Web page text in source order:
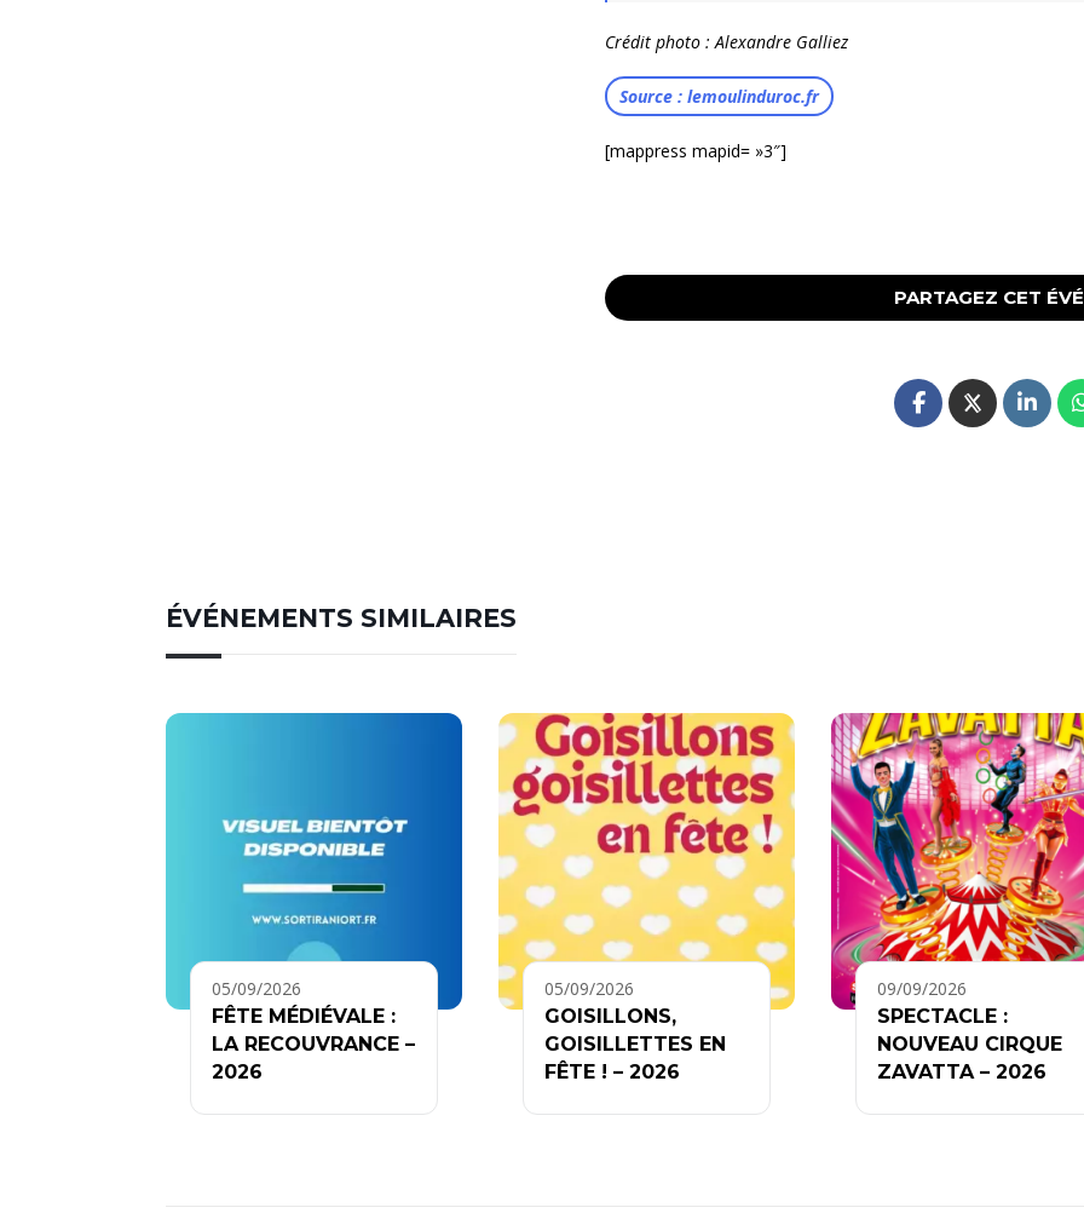
Crédit photo : Alexandre Galliez
Source : lemoulinduroc.fr
[mappress mapid= »3″]
PARTAGEZ CET
ÉVÉNEMENTS SIMILAIRES
05/09/2026
FÊTE MÉDIÉVALE :
LA RECOUVRANCE –
2026
05/09/2026
GOISILLONS,
GOISILLETTES EN
FÊTE ! – 2026
09/09/2026
SPECTACLE :
NOUVEAU CIRQUE
ZAVATTA – 2026